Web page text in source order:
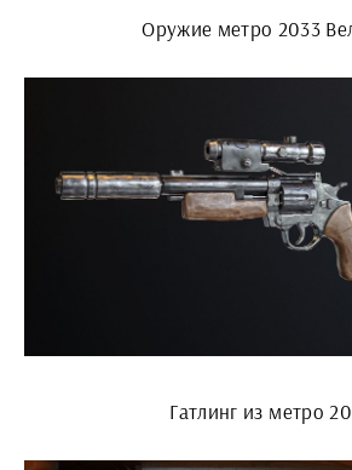
Оружие метро 2033
Гатлинг из метро